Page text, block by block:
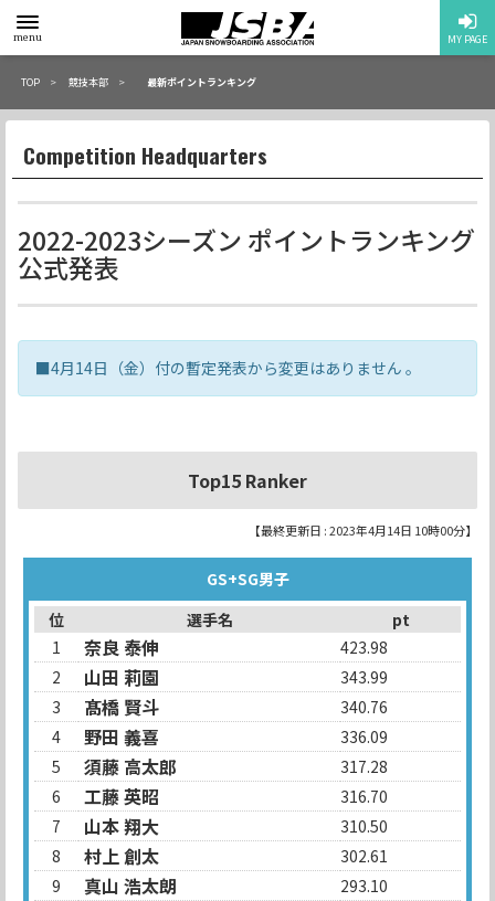
toggle
menu
menu MY PAGE
TOP 競技本部 最新ポイントランキング
Competition Headquarters
2022-2023シーズン ポイントランキング
公式発表
■4月14日（金）付の暫定発表から変更はありません 。
Top15 Ranker
【最終更新日 : 2023年4月14日 10時00分】
GS+SG男子
位
選手名
pt
1
奈良 泰伸
423.98
2
山田 莉園
343.99
3
髙橋 賢斗
340.76
4
野田 義喜
336.09
5
須藤 高太郎
317.28
6
工藤 英昭
316.70
7
山本 翔大
310.50
8
村上 創太
302.61
9
真山 浩太朗
293.10